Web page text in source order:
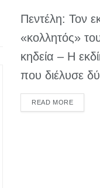
Πεντέλη: Τον
«κολλητός»
κηδεία – Η
που διέλυσε
READ MOREDETAILS